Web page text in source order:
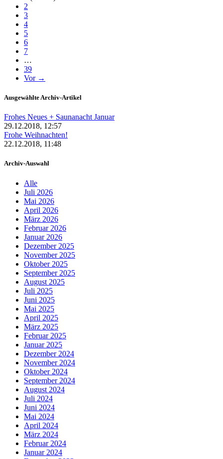
2
3
4
5
6
7
…
39
Vor →
Ausgewählte Archiv-Artikel
Frohes Neues + Saunanacht Januar
29.12.2018, 12:57
Frohe Weihnachten!
22.12.2018, 11:48
Archiv-Auswahl
Alle
Juli 2026
Mai 2026
April 2026
März 2026
Februar 2026
Januar 2026
Dezember 2025
November 2025
Oktober 2025
September 2025
August 2025
Juli 2025
Juni 2025
Mai 2025
April 2025
März 2025
Februar 2025
Januar 2025
Dezember 2024
November 2024
Oktober 2024
September 2024
August 2024
Juli 2024
Juni 2024
Mai 2024
April 2024
März 2024
Februar 2024
Januar 2024